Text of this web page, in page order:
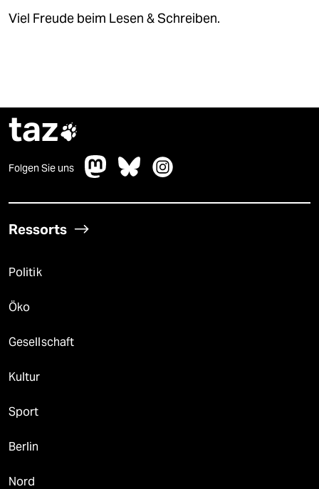
Viel Freude beim Lesen & Schreiben.
taz
Folgen Sie uns
Ressorts
Politik
Öko
Gesellschaft
Kultur
Sport
Berlin
Nord